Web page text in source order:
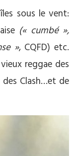
sous le vent:
(« cumbé »,
», CQFD) etc.
reggae des
Clash…et de